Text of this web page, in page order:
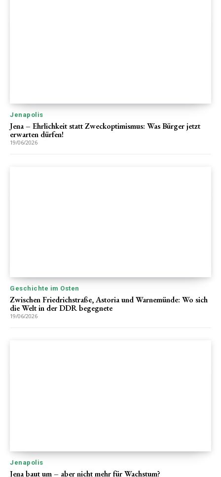
Jenapolis
Jena – Ehrlichkeit statt Zweckoptimismus: Was Bürger jetzt
erwarten dürfen!
19/06/2026
Geschichte im Osten
Zwischen Friedrichstraße, Astoria und Warnemünde: Wo sich
die Welt in der DDR begegnete
19/06/2026
Jenapolis
Jena baut um – aber nicht mehr für Wachstum?